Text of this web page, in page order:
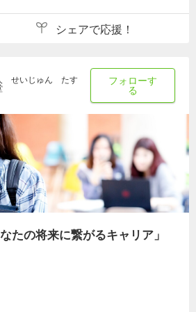
シェアで応援！
せいじゅん たす
フォローす
る
たの将来に繋がるキャリア」